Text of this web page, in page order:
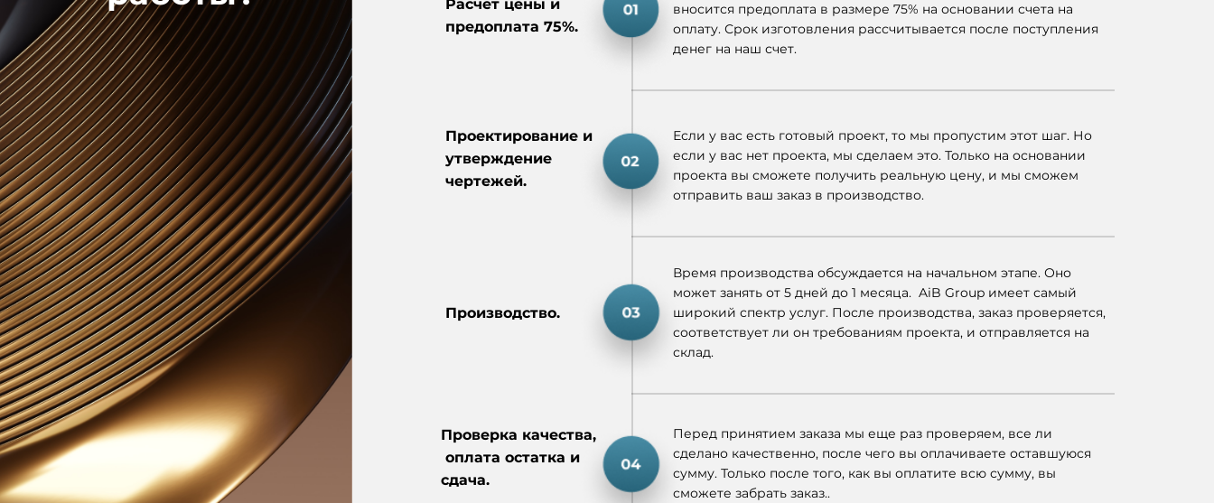
Расчет цены и
предоплата 75%.
Проектирование и
утверждение
чертежей.
Производство.
Проверка качества,
оплата остатка и
сдача.
вносится предоплата в размере 75% на основании счета на
оплату. Срок изготовления рассчитывается после поступления
денег на наш счет.
Если у вас есть готовый проект, то мы пропустим этот шаг. Но
если у вас нет проекта, мы сделаем это. Только на основании
проекта вы сможете получить реальную цену, и мы сможем
отправить ваш заказ в производство.
Время производства обсуждается на начальном этапе. Оно
может занять от 5 дней до 1 месяца. AiB Group имеет самый
широкий спектр услуг. После производства, заказ проверяется,
соответствует ли он требованиям проекта, и отправляется на
склад.
Перед принятием заказа мы еще раз проверяем, все ли
сделано качественно, после чего вы оплачиваете оставшуюся
сумму. Только после того, как вы оплатите всю сумму, вы
сможете забрать заказ..